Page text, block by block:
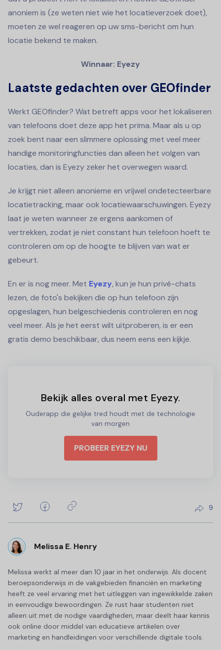
anoniem is (ze weten niet wie het locatieverzoek doet),
moeten ze wel reageren op uw sms-bericht om hun
locatie bekend te maken.
Winnaar: Eyezy
Laatste gedachten over GEOfinder
Werkt GEOfinder? Wat betreft apps voor het lokaliseren
van telefoons doet deze app het prima. Maar als u op
zoek bent naar een slimmere oplossing met veel meer
handige monitoringfuncties dan alleen het volgen van
locaties, dan is Eyezy zeker het overwegen waard.
Je krijgt niet alleen anonieme en vrijwel ondetecteerbare
locatietracking, maar ook locatiewaarschuwingen. Eyezy
laat je weten wanneer ze ergens aankomen of
vertrekken, zodat je niet constant hun telefoon hoeft te
controleren om op de hoogte te blijven van wat er
gebeurt.
En er is nog meer. Met Eyezy, kun je hun privé-chats
lezen, de foto's bekijken die op hun telefoon zijn
opgeslagen, hun belgeschiedenis controleren en nog
veel meer. Als je het eerst wilt uitproberen, is er een
gratis demo beschikbaar, dus neem eens een kijkje.
Bekijk alles overal met Eyezy.
Ouderapp die gelijke tred houdt met de technologie
van morgen
PROBEER EYEZY NU
9
Melissa E. Henry
Melissa werkt al meer dan 10 jaar in het onderwijs. Als docent
beroepsonderwijs in de vakgebieden financiën en marketing
heeft ze veel ervaring met het uitleggen van ingewikkelde zaken
in eenvoudige bewoordingen. Ze rust haar studenten niet
alleen uit met de nodige vaardigheden, maar deelt haar kennis
ook online door middel van educatieve artikelen over
marketing en handleidingen voor verschillende digitale tools.